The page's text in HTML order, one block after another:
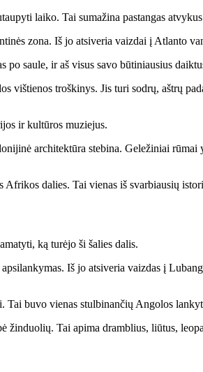
laiko. Tai sumažina pastangas
zona. Iš jo atsiveria vaizdai į Atlanto
saule, ir aš visus savo būtiniausius
vištienos troškinys. Jis turi sodrų, aštrų
ir kultūros muziejus.
architektūra stebina. Geležiniai rūmai
dalies. Tai vienas iš svarbiausių
ką turėjo ši šalies dalis.
Iš jo atsiveria vaizdas į
buvo vienas stulbinančių Angolos
žinduolių. Tai apima dramblius, liūtus,